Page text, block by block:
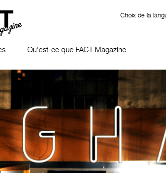
Choix de la
Qu’est-ce que FACT Magazine